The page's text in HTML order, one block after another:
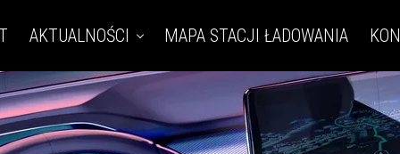
AKTUALNOŚCI MAPA STACJI ŁADOWANIA